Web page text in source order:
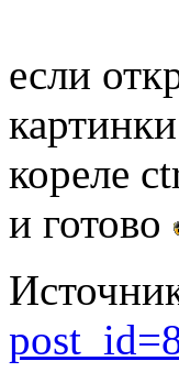
если
кореле
и готово